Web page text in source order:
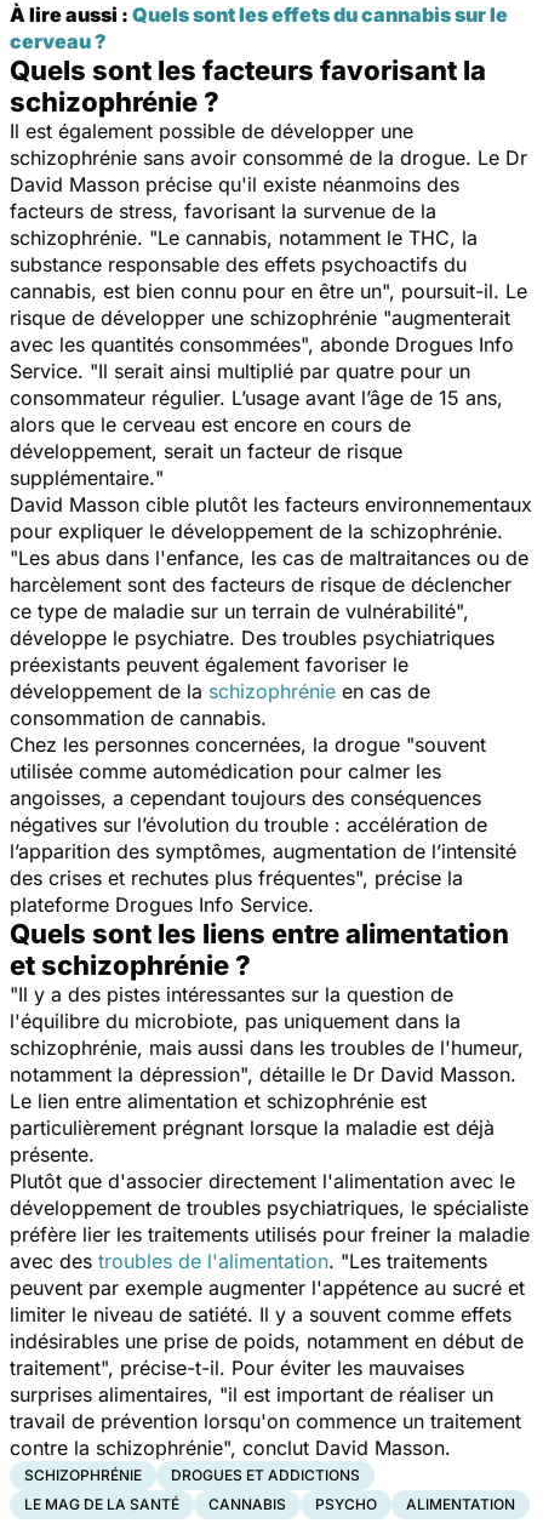
À lire aussi : Quels sont les effets du cannabis sur le
cerveau ?
Quels sont les facteurs favorisant la
schizophrénie ?
Il est également possible de développer une
schizophrénie sans avoir consommé de la drogue. Le Dr
David Masson précise qu'il existe néanmoins des
facteurs de stress, favorisant la survenue de la
schizophrénie. "Le cannabis, notamment le THC, la
substance responsable des effets psychoactifs du
cannabis, est bien connu pour en être un", poursuit-il. Le
risque de développer une schizophrénie "augmenterait
avec les quantités consommées", abonde Drogues Info
Service. "Il serait ainsi multiplié par quatre pour un
consommateur régulier. L’usage avant l’âge de 15 ans,
alors que le cerveau est encore en cours de
développement, serait un facteur de risque
supplémentaire."
David Masson cible plutôt les facteurs environnementaux
pour expliquer le développement de la schizophrénie.
"Les abus dans l'enfance, les cas de maltraitances ou de
harcèlement sont des facteurs de risque de déclencher
ce type de maladie sur un terrain de vulnérabilité",
développe le psychiatre. Des troubles psychiatriques
préexistants peuvent également favoriser le
développement de la schizophrénie en cas de
consommation de cannabis.
Chez les personnes concernées, la drogue "souvent
utilisée comme automédication pour calmer les
angoisses, a cependant toujours des conséquences
négatives sur l’évolution du trouble : accélération de
l’apparition des symptômes, augmentation de l’intensité
des crises et rechutes plus fréquentes", précise la
plateforme Drogues Info Service.
Quels sont les liens entre alimentation
et schizophrénie ?
"Il y a des pistes intéressantes sur la question de
l'équilibre du microbiote, pas uniquement dans la
schizophrénie, mais aussi dans les troubles de l'humeur,
notamment la dépression", détaille le Dr David Masson.
Le lien entre alimentation et schizophrénie est
particulièrement prégnant lorsque la maladie est déjà
présente.
Plutôt que d'associer directement l'alimentation avec le
développement de troubles psychiatriques, le spécialiste
préfère lier les traitements utilisés pour freiner la maladie
avec des troubles de l'alimentation. "Les traitements
peuvent par exemple augmenter l'appétence au sucré et
limiter le niveau de satiété. Il y a souvent comme effets
indésirables une prise de poids, notamment en début de
traitement", précise-t-il. Pour éviter les mauvaises
surprises alimentaires, "il est important de réaliser un
travail de prévention lorsqu'on commence un traitement
contre la schizophrénie", conclut David Masson.
SCHIZOPHRÉNIE
DROGUES ET ADDICTIONS
LE MAG DE LA SANTÉ
CANNABIS PSYCHO ALIMENTATION